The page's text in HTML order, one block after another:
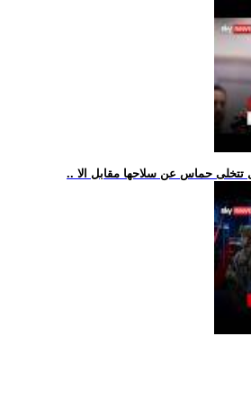
تتخلى حماس عن سلاحها مقابل الا